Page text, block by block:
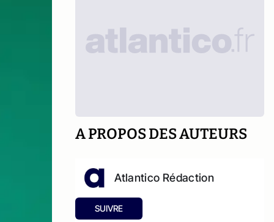
A PROPOS DES AUTEURS
Atlantico Rédaction
SUIVRE